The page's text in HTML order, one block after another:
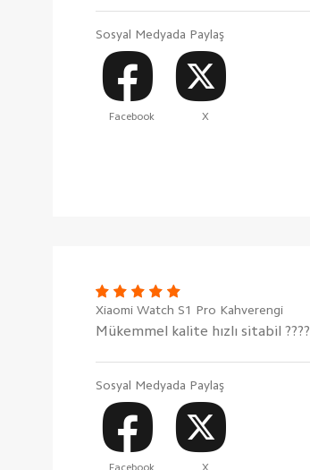
Sosyal Medyada Paylaş
Facebook X
Xiaomi Watch S1 Pro Kahverengi
Mükemmel kalite hızlı sitabil ????
Sosyal Medyada Paylaş
Facebook X